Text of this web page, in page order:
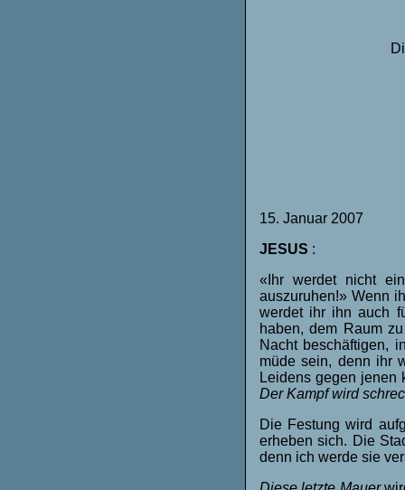
15. Januar 2007
JESUS :
«Ihr werdet nicht
auszuruhen!» Wenn
werdet ihr ihn auch
haben, dem Raum
Nacht beschäftigen,
müde sein, denn ihr
Leidens gegen jenen
Der Kampf wird
Die Festung wird
erheben sich. Die
denn ich werde sie